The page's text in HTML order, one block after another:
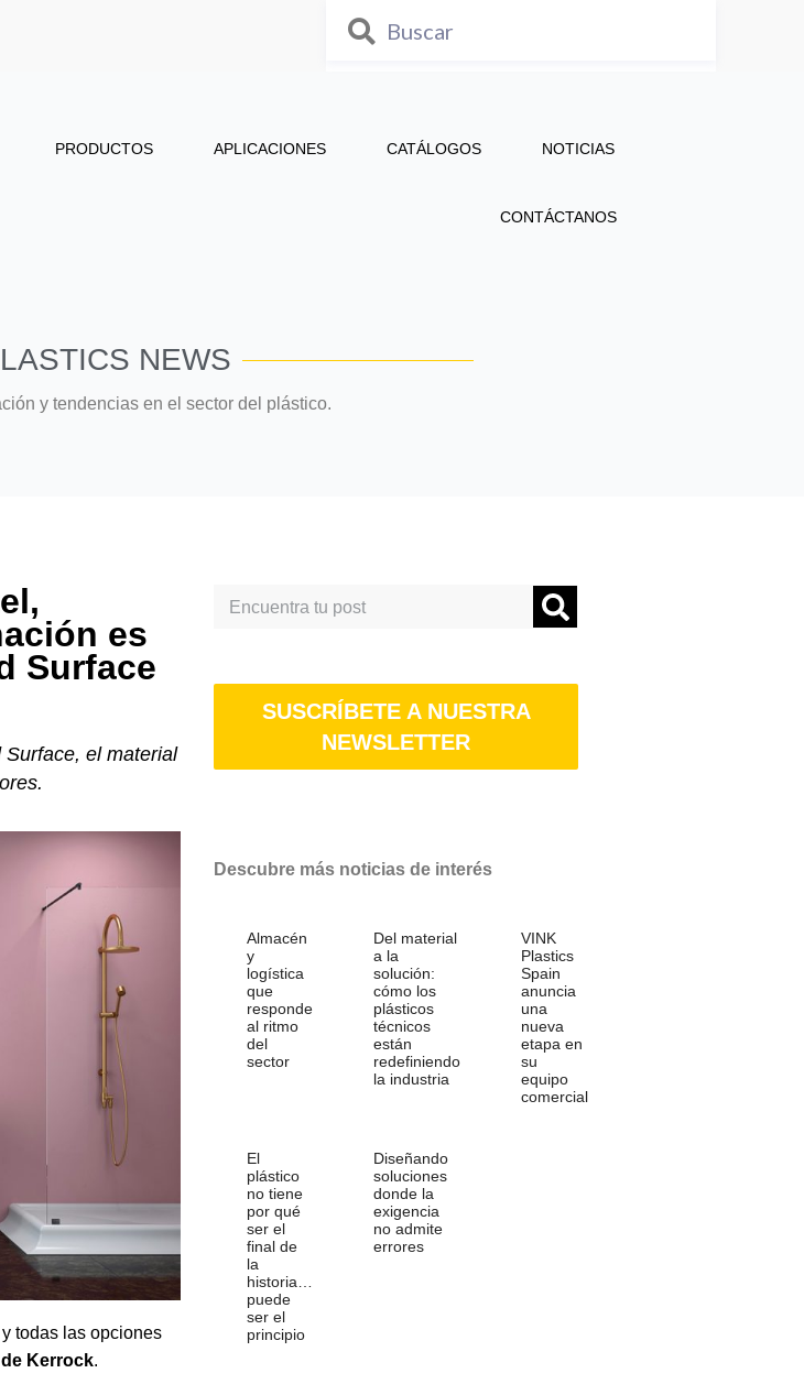
PRODUCTOS APLICACIONES CATÁLOGOS NOTICIAS
CONTÁCTANOS
NEWS
y tendencias en el sector del plástico.
es
Surface
el material
todas las opciones
Kerrock.
Search
SUSCRÍBETE A NUESTRA
NEWSLETTER
Descubre más noticias de interés
Almacén
y
logística
que
responde
al ritmo
del
sector
Del material
a la
solución:
cómo los
plásticos
técnicos
están
redefiniendo
la industria
VINK
Plastics
Spain
anuncia
una
nueva
etapa en
su
equipo
comercial
El
plástico
no tiene
por qué
ser el
final de
la
historia…
puede
ser el
principio
Diseñando
soluciones
donde la
exigencia
no admite
errores